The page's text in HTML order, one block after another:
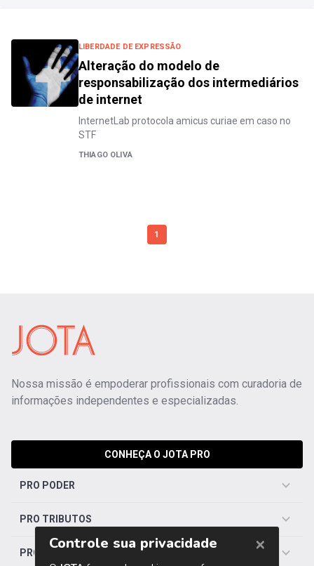
LIBERDADE DE EXPRESSÃO
Alteração do modelo de
responsabilização dos intermediários
de internet
InternetLab protocola amicus curiae em caso no
STF
THIAGO OLIVA
1
Nossa missão é empoderar profissionais com curadoria de
informações independentes e especializadas.
CONHEÇA O JOTA PRO
PRO PODER
PRO TRIBUTOS
PRO TRABALHISTA